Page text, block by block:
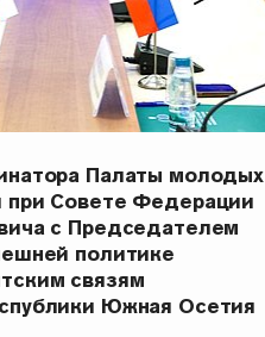
Палаты молодых
при Совете Федерации
с Председателем
политике
связям
Южная Осетия